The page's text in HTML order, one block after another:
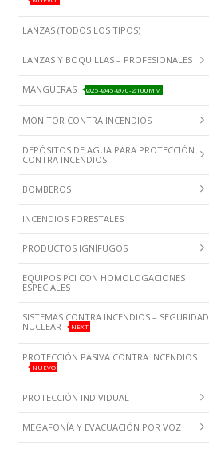
LANZAS (TODOS LOS TIPOS)
LANZAS Y BOQUILLAS – PROFESIONALES
MANGUERAS Ø25-Ø45-Ø70-Ø100MM
MONITOR CONTRA INCENDIOS
DEPÓSITOS DE AGUA PARA PROTECCIÓN
CONTRA INCENDIOS
BOMBEROS
INCENDIOS FORESTALES
PRODUCTOS IGNÍFUGOS
EQUIPOS PCI CON HOMOLOGACIONES
ESPECIALES
SISTEMAS CONTRA INCENDIOS – SEGURIDAD
NUCLEAR
NEXT
PROTECCIÓN PASIVA CONTRA INCENDIOS
NUEVO
PROTECCIÓN INDIVIDUAL
MEGAFONÍA Y EVACUACIÓN POR VOZ